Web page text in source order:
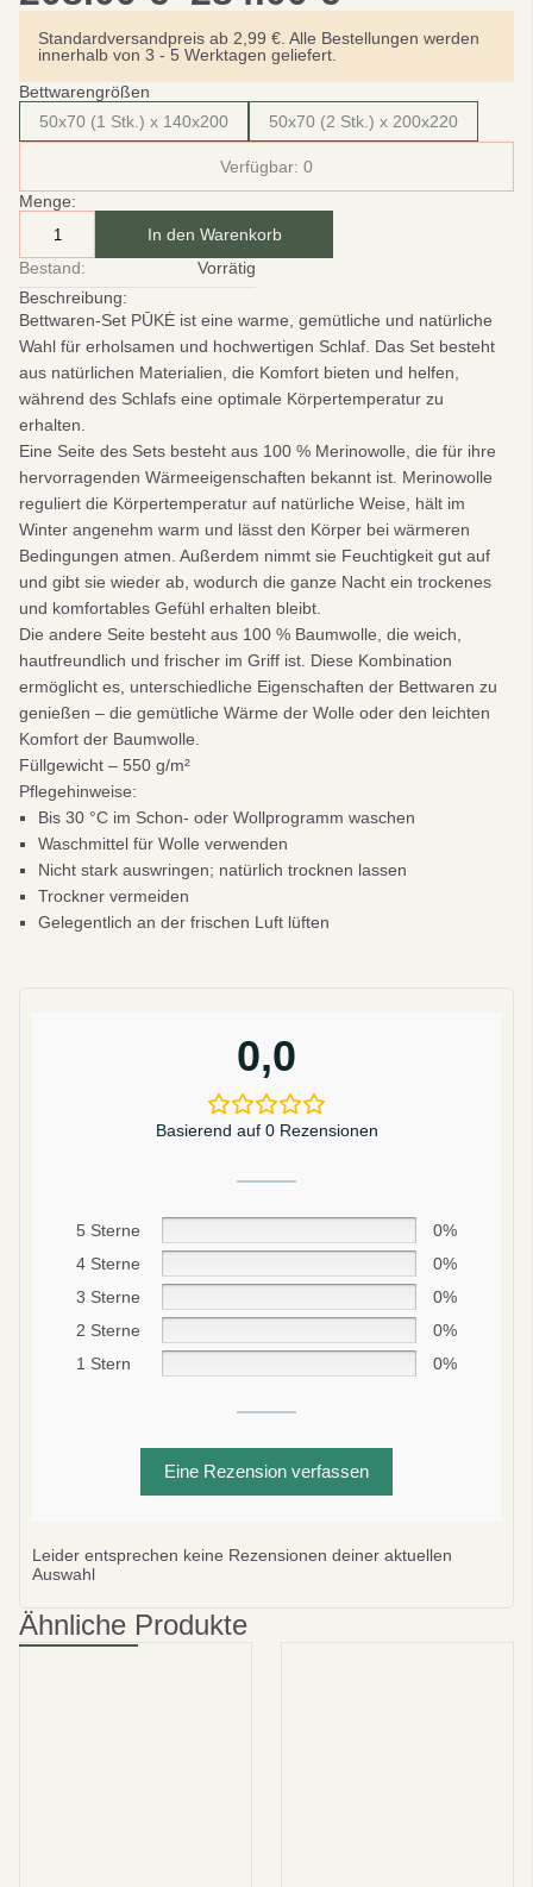
10% SPAREN
Bei deiner ersten Bestellung
Nein danke
Preisspanne:
208.00 €
bis
284.00 €
Standardversandpreis ab 2,99 €. Alle Bestellungen werden
innerhalb von 3 - 5 Werktagen geliefert.
Bettwarengrößen
50x70 (1 Stk.) x 140x200
50x70 (2 Stk.) x 200x220
Verfügbar: 0
Menge:
In den Warenkorb
Bestand:
Vorrätig
Beschreibung:
Bettwaren-Set PŪKĖ ist eine warme, gemütliche und natürliche
Wahl für erholsamen und hochwertigen Schlaf. Das Set besteht
aus natürlichen Materialien, die Komfort bieten und helfen,
während des Schlafs eine optimale Körpertemperatur zu
erhalten.
Eine Seite des Sets besteht aus 100 % Merinowolle, die für ihre
hervorragenden Wärmeeigenschaften bekannt ist. Merinowolle
reguliert die Körpertemperatur auf natürliche Weise, hält im
Winter angenehm warm und lässt den Körper bei wärmeren
Bedingungen atmen. Außerdem nimmt sie Feuchtigkeit gut auf
und gibt sie wieder ab, wodurch die ganze Nacht ein trockenes
und komfortables Gefühl erhalten bleibt.
Die andere Seite besteht aus 100 % Baumwolle, die weich,
hautfreundlich und frischer im Griff ist. Diese Kombination
ermöglicht es, unterschiedliche Eigenschaften der Bettwaren zu
genießen – die gemütliche Wärme der Wolle oder den leichten
Komfort der Baumwolle.
Füllgewicht – 550 g/m²
Pflegehinweise:
Bis 30 °C im Schon- oder Wollprogramm waschen
Waschmittel für Wolle verwenden
Nicht stark auswringen; natürlich trocknen lassen
Trockner vermeiden
Gelegentlich an der frischen Luft lüften
0,0
Basierend auf 0 Rezensionen
5 Sterne
0%
4 Sterne
0%
3 Sterne
0%
2 Sterne
0%
1 Stern
0%
Eine Rezension verfassen
Leider entsprechen keine Rezensionen deiner aktuellen
Auswahl
Ähnliche Produkte